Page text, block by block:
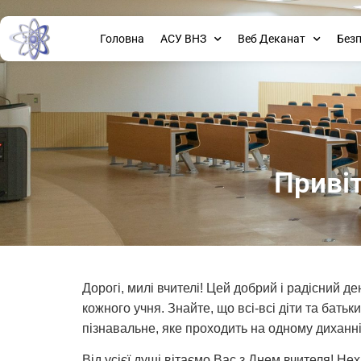
Головна АСУ ВНЗ Веб Деканат
Дорогі, милі вчителі! Цей добрий і радісний
кожного учня. Знайте, що всі-всі діти та
пізнавальне, яке проходить на одному